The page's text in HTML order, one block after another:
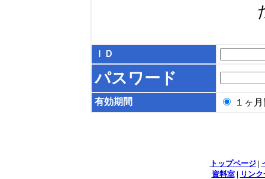
ＩＤ
パスワード
有効期間 １ヶ
トップページ|
資料室| リン